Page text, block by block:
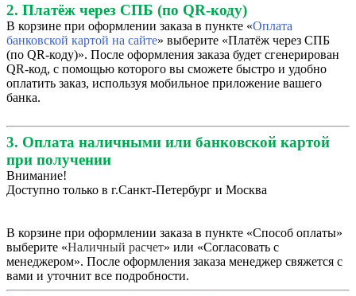
2. Платёж через СПБ (по QR-коду)
В корзине при оформлении заказа в пункте «Оплата
банковской картой на сайте» выберите «Платёж через СПБ
(по QR-коду)». После оформления заказа будет сгенерирован
QR-код, с помощью которого вы сможете быстро и удобно
оплатить заказ, используя мобильное приложение вашего
банка.
3. Оплата наличными или банковской картой
при получении
Внимание!
Доступно только в г.Санкт-Петербург и Москва
В корзине при оформлении заказа в пункте «Способ оплаты»
выберите «Наличный расчет» или «Согласовать с
менеджером». После оформления заказа менеджер свяжется с
вами и уточнит все подробности.